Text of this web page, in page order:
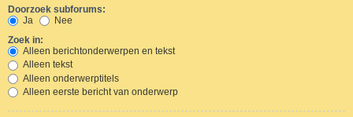
Doorzoek subforums:
Ja
Nee
Zoek in:
Alleen berichtonderwerpen en tekst
Alleen tekst
Alleen onderwerptitels
Alleen eerste bericht van onderwerp